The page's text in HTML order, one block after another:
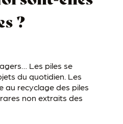
?
Les piles se
du quotidien. Les
au recyclage des piles
non extraits des